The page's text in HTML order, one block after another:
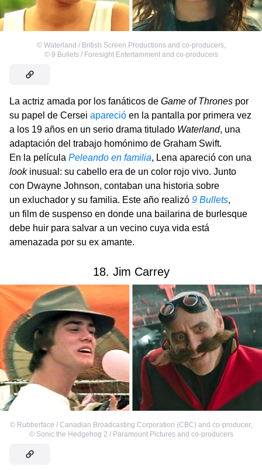
© Waterland / British Screen Productions and co-producers,
© 9 Bullets / Foresight Entertainment and co-producers
La actriz amada por los fanáticos de Game of Thrones por
su papel de Cersei apareció en la pantalla por primera vez
a los 19 años en un serio drama titulado Waterland, una
adaptación del trabajo homónimo de Graham Swift.
En la película Peleando en familia, Lena apareció con una
lookinusual: su cabello era de un color rojo vivo. Junto
con Dwayne Johnson, contaban una historia sobre
un exluchador y su familia. Este año realizó 9 Bullets,
un film de suspenso en donde una bailarina de burlesque
debe huir para salvar a un vecino cuya vida está
amenazada por su ex amante.
18. Jim Carrey
© Rubberface / Canadian Broadcasting Corporation (CBC) and co-producer,
© Sonic the Hedgehog 2 / Paramount Pictures and co-producers